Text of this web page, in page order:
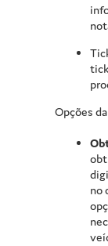
Opções
no